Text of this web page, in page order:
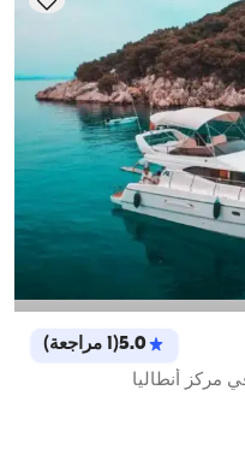
5.0
(
1 مراجعة)